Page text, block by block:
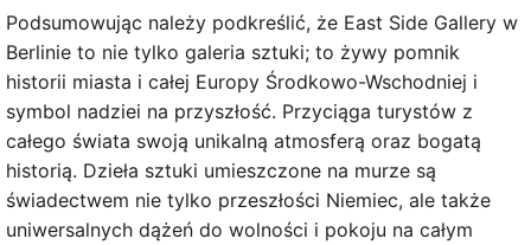
Podsumowując należy podkreślić, że East Side Gallery w
Berlinie to nie tylko galeria sztuki; to żywy pomnik
historii miasta i całej Europy Środkowo-Wschodniej i
symbol nadziei na przyszłość. Przyciąga turystów z
całego świata swoją unikalną atmosferą oraz bogatą
historią. Dzieła sztuki umieszczone na murze są
świadectwem nie tylko przeszłości Niemiec, ale także
uniwersalnych dążeń do wolności i pokoju na całym